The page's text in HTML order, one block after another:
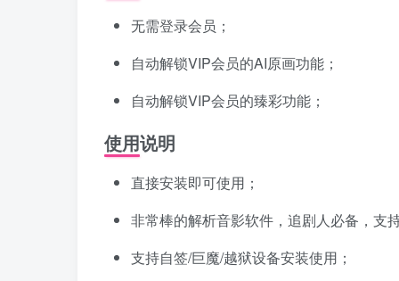
无需登录会员；
自动解锁VIP会员的AI原画功能；
自动解锁VIP会员的臻彩功能；
使用说明
直接安装即可使用；
非常棒的解析音影软件，追剧人必备，支
支持自签/巨魔/越狱设备安装使用；